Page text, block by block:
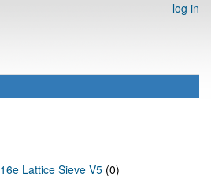
log in
16e Lattice Sieve V5 (0)